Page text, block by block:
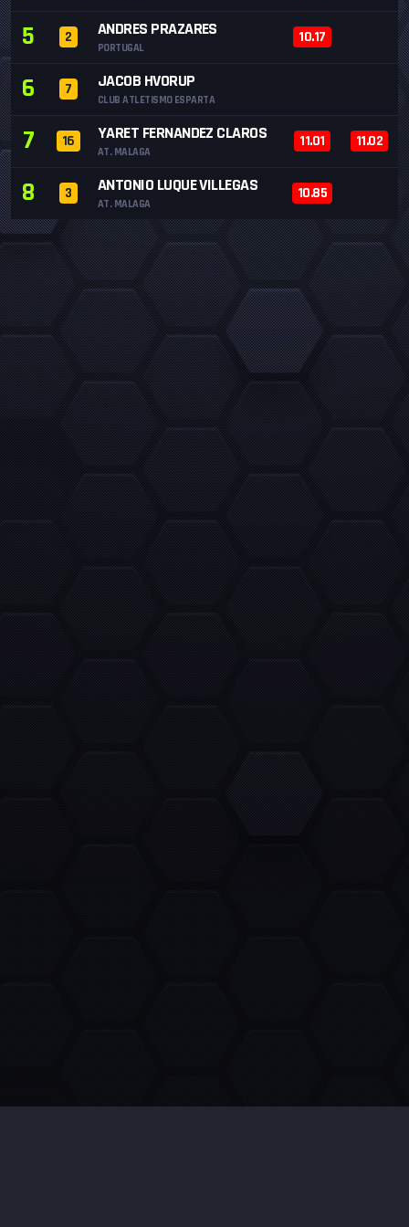
5 2 ANDRES PRAZARES
PORTUGAL
10.17
6 7 JACOB HVORUP
CLUB ATLETISMO ESPARTA
7 16 YARET FERNANDEZ CLAROS
AT. MALAGA
11.01 11.02
8 3 ANTONIO LUQUE VILLEGAS
AT. MALAGA
10.85